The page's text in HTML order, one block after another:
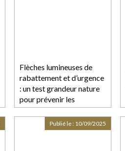
Flèches lumineuses de
rabattement et d’urgence
: un test grandeur nature
pour prévenir les
collisions
Publié le : 10/09/2025